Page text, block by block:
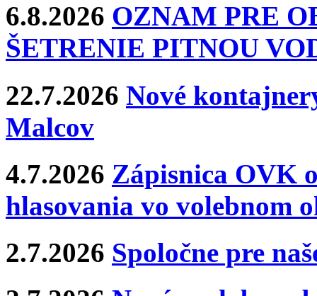
6.8.2026 OZNAM PRE
ŠETRENIE PITNOU
22.7.2026 Nové
Malcov
4.7.2026 Zápisnica OVK
hlasovania vo volebnom
2.7.2026 Spoločne pre